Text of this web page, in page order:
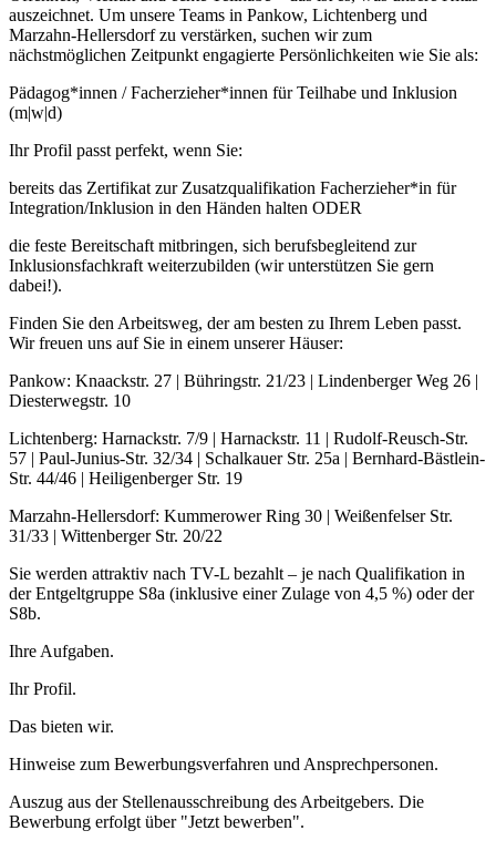
auszeichnet. Um unsere Teams in Pankow, Lichtenberg und
Marzahn-Hellersdorf zu verstärken, suchen wir zum
nächstmöglichen Zeitpunkt engagierte Persönlichkeiten wie Sie als:
Pädagog*innen / Facherzieher*innen für Teilhabe und Inklusion
(m|w|d)
Ihr Profil passt perfekt, wenn Sie:
bereits das Zertifikat zur Zusatzqualifikation Facherzieher*in für
Integration/Inklusion in den Händen halten ODER
die feste Bereitschaft mitbringen, sich berufsbegleitend zur
Inklusionsfachkraft weiterzubilden (wir unterstützen Sie gern
dabei!).
Finden Sie den Arbeitsweg, der am besten zu Ihrem Leben passt.
Wir freuen uns auf Sie in einem unserer Häuser:
Pankow: Knaackstr. 27 | Bühringstr. 21/23 | Lindenberger Weg 26 |
Diesterwegstr. 10
Lichtenberg: Harnackstr. 7/9 | Harnackstr. 11 | Rudolf-Reusch-Str.
57 | Paul-Junius-Str. 32/34 | Schalkauer Str. 25a | Bernhard-Bästlein-
Str. 44/46 | Heiligenberger Str. 19
Marzahn-Hellersdorf: Kummerower Ring 30 | Weißenfelser Str.
31/33 | Wittenberger Str. 20/22
Sie werden attraktiv nach TV-L bezahlt – je nach Qualifikation in
der Entgeltgruppe S8a (inklusive einer Zulage von 4,5 %) oder der
S8b.
Ihre Aufgaben.
Ihr Profil.
Das bieten wir.
Hinweise zum Bewerbungsverfahren und Ansprechpersonen.
Auszug aus der Stellenausschreibung des Arbeitgebers. Die
Bewerbung erfolgt über "Jetzt bewerben".